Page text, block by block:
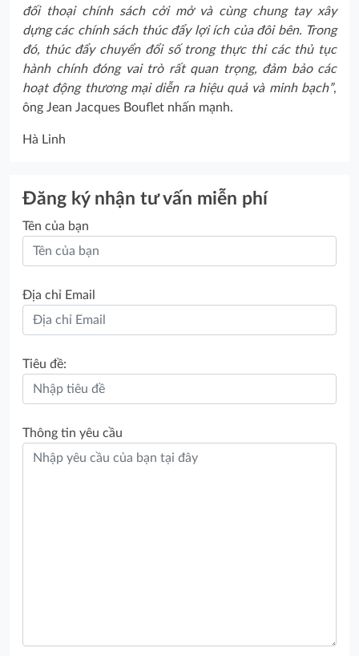
đối thoại chính sách cởi mở và cùng chung tay xây
dựng các chính sách thúc đẩy lợi ích của đôi bên. Trong
đó, thúc đẩy chuyển đổi số trong thực thi các thủ tục
hành chính đóng vai trò rất quan trọng, đảm bảo các
hoạt động thương mại diễn ra hiệu quả và minh bạch”,
ông Jean Jacques Bouflet nhấn mạnh.
Hà Linh
Đăng ký nhận tư vấn miễn phí
Tên của bạn
Địa chỉ Email
Tiêu đề:
Thông tin yêu cầu